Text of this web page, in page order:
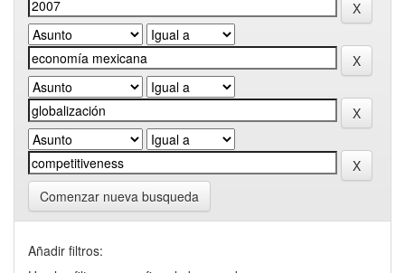
Comenzar nueva busqueda
Añadir filtros: